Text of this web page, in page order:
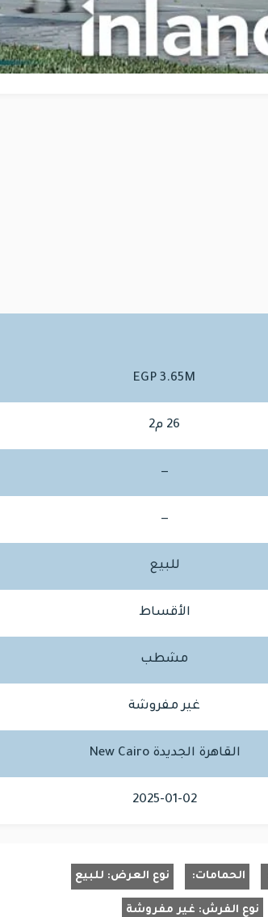
EGP 3.65M
26 م2
—
—
للبيع
الأقساط
مشطب
غير مفروشة
القاهرة الجديدة New Cairo
2025-01-02
الحمامات: نوع العرض: للبيع
نوع الفرش: غير مفروشة